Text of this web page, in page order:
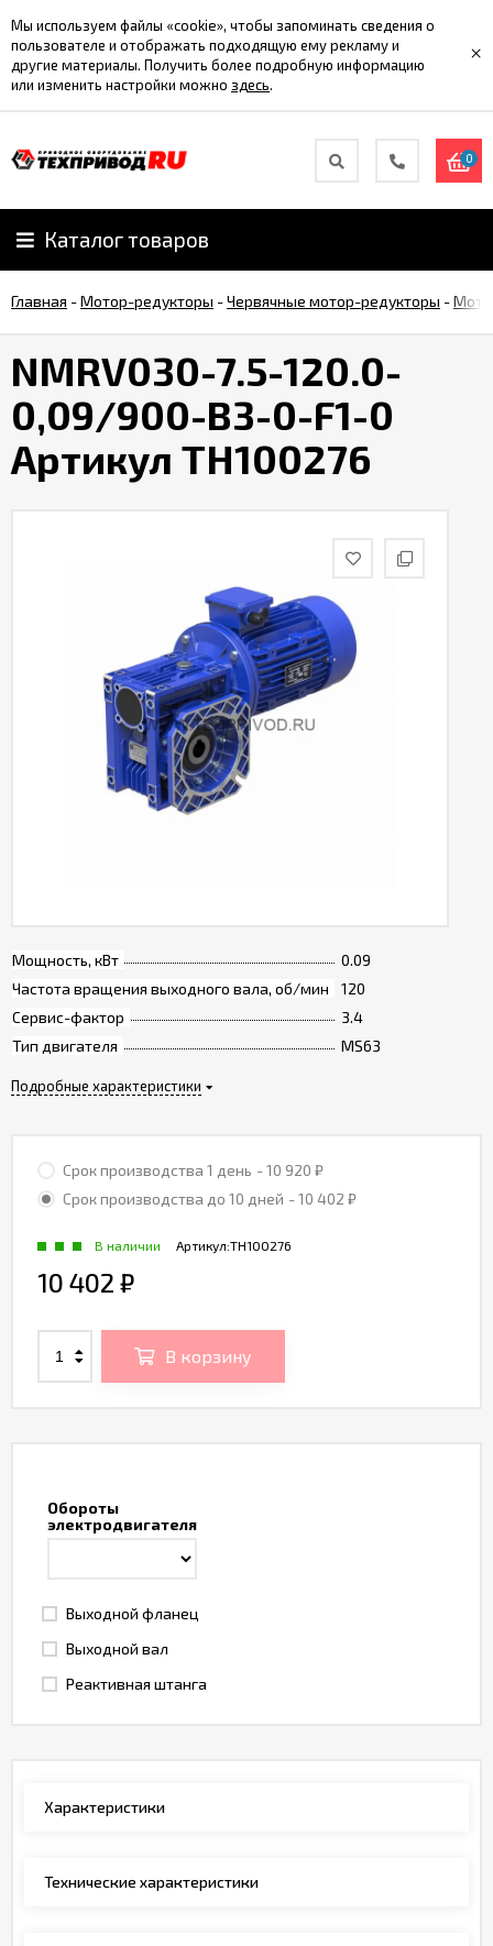
Мы используем файлы «cookie», чтобы запоминать сведения о
пользователе и отображать подходящую ему рекламу и
другие материалы. Получить более подробную информацию
или изменить настройки можно здесь.
×
0
Каталог товаров
Главная -Мотор-редукторы -Червячные мотор-редукторы -
NMRV030-7.5-120.0-
0,09/900-B3-0-F1-0
Артикул TH100276
Обороты
электродвигателя
Выходной фланец
Выходной вал
Реактивная штанга
Мощность, кВт
0.09
Частота вращения выходного вала, об/мин
120
Сервис-фактор
3.4
Тип двигателя
MS63
Подробные характеристики
Срок производства 1 день - 10 920 ₽
Срок производства до 10 дней - 10 402 ₽
Артикул:TH100276
В наличии
10 402 ₽
В корзину
Характеристики
Технические характеристики